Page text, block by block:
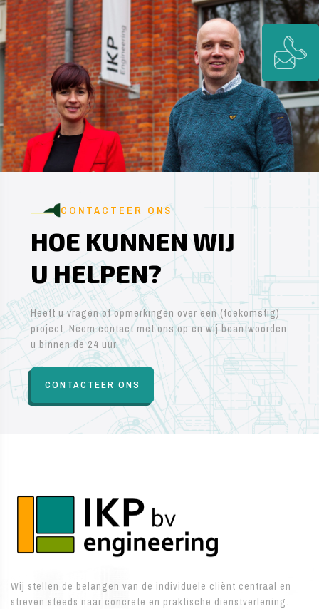
CONTACTEER ONS
HOE KUNNEN WIJ
U HELPEN?
Heeft u vragen of opmerkingen over een (toekomstig)
project. Neem contact met ons op en wij beantwoorden
u binnen de 24 uur.
CONTACTEER ONS
Wij stellen de belangen van de individuele cliënt centraal en
streven steeds naar concrete en praktische dienstverlening.